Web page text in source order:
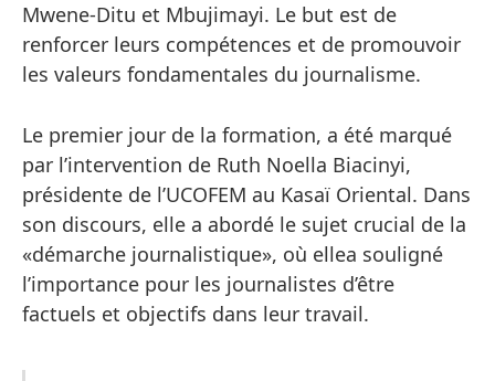
Mwene-Ditu et Mbujimayi. Le but est de
renforcer leurs compétences et de promouvoir
les valeurs fondamentales du journalisme.
Le premier jour de la formation, a été marqué
par l’intervention de Ruth Noella Biacinyi,
présidente de l’UCOFEM au Kasaï Oriental. Dans
son discours, elle a abordé le sujet crucial de la
«démarche journalistique», où ellea souligné
l’importance pour les journalistes d’être
factuels et objectifs dans leur travail.